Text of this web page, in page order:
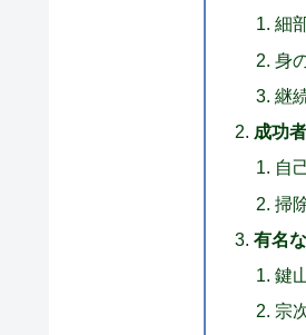
細
身
継
成功
自
掃
有名
鍵
宗